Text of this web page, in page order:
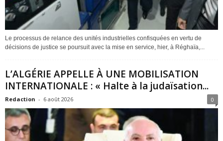
Le processus de relance des unités industrielles confisquées en vertu de
décisions de justice se poursuit avec la mise en service, hier, à Réghaïa,...
L’ALGÉRIE APPELLE À UNE MOBILISATION
INTERNATIONALE : « Halte à la judaïsation...
Redaction - 6 août 2026 0